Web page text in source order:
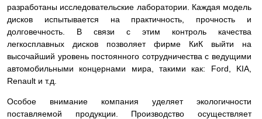
разработаны исследовательские лаборатории. Каждая модель
дисков испытывается на практичность, прочность и
долговечность. В связи с этим контроль качества
легкосплавных дисков позволяет фирме КиК выйти на
высочайший уровень постоянного сотрудничества с ведущими
автомобильными концернами мира, такими как: Ford, KIA,
Renault и т.д.
Особое внимание компания уделяет экологичности
поставляемой продукции. Производство осуществляет